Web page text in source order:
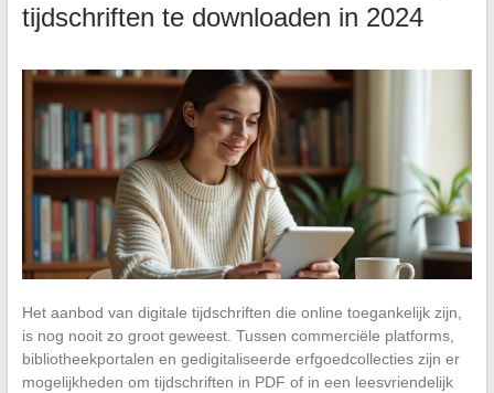
tijdschriften te downloaden in 2024
Het aanbod van digitale tijdschriften die online toegankelijk zijn,
is nog nooit zo groot geweest. Tussen commerciële platforms,
bibliotheekportalen en gedigitaliseerde erfgoedcollecties zijn er
mogelijkheden om tijdschriften in PDF of in een leesvriendelijk